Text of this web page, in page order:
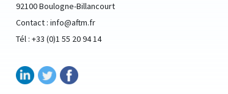
92100 Boulogne-Billancourt
Contact : info@aftm.fr
Tél : +33 (0)1 55 20 94 14